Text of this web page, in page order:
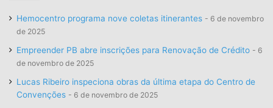
Hemocentro programa nove coletas itinerantes
6 de novembro
de 2025
Empreender PB abre inscrições para Renovação de Crédito
6
de novembro de 2025
Lucas Ribeiro inspeciona obras da última etapa do Centro de
Convenções
6 de novembro de 2025